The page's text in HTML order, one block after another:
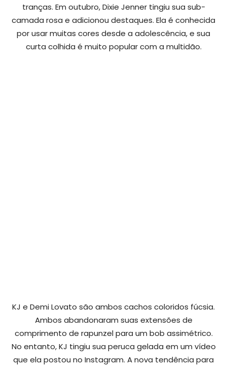
tranças. Em outubro, Dixie Jenner tingiu sua sub-
camada rosa e adicionou destaques. Ela é conhecida
por usar muitas cores desde a adolescência, e sua
curta colhida é muito popular com a multidão.
KJ e Demi Lovato são ambos cachos coloridos fúcsia.
Ambos abandonaram suas extensões de
comprimento de rapunzel para um bob assimétrico.
No entanto, KJ tingiu sua peruca gelada em um vídeo
que ela postou no Instagram. A nova tendência para